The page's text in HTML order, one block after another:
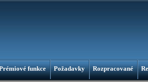
funkce Požadavky Rozpracované